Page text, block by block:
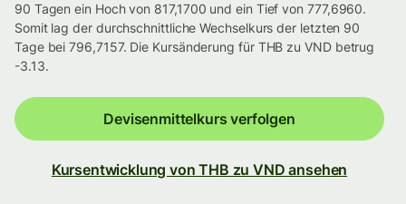
90 Tagen ein Hoch von 817,1700 und ein Tief von 777,6960.
Somit lag der durchschnittliche Wechselkurs der letzten 90
Tage bei 796,7157. Die Kursänderung für THB zu VND betrug
-3.13.
Devisenmittelkurs verfolgen
Kursentwicklung von THB zu VND ansehen